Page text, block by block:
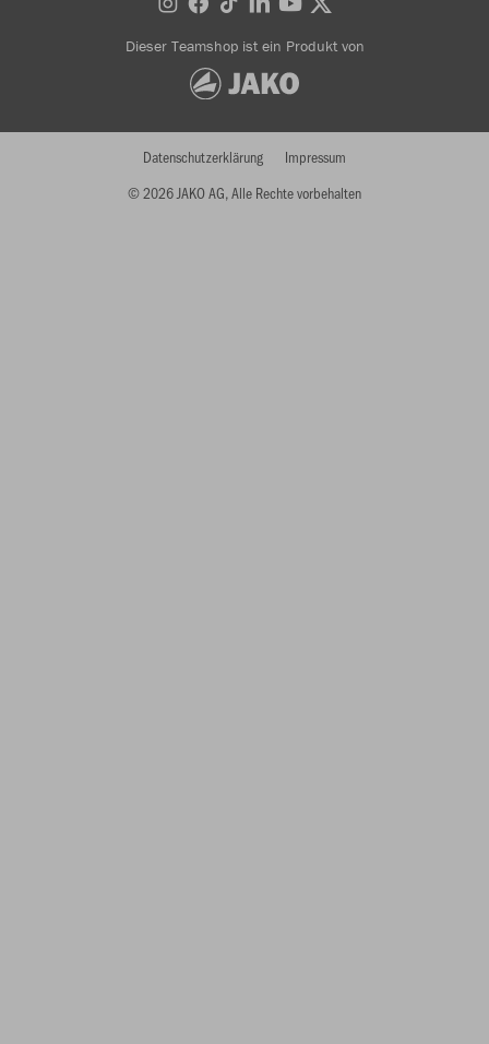
Dieser Teamshop ist ein Produkt von
© 2026 JAKO AG, Alle Rechte vorbehalten
Datenschutzerklärung Impressum